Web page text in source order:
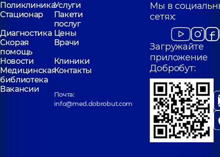
ПоликлиникаУслуги
Стационар
Пакети
послуг
Диагностика Цены
Скорая
помощь
Врачи
Новости
Клиники
Медицинская
библиотека
Контакты
Вакансии
Почта:
info@med.dobrobut.com
Мы в
сетях:
Загружайте
приложение
Добробут: